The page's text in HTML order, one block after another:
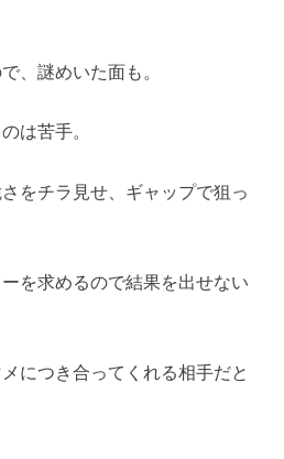
、謎めいた面も。
は苦手。
をチラ見せ、ギャップで狙っ
を求めるので結果を出せない
につき合ってくれる相手だと